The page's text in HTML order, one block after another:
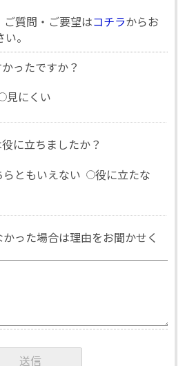
ご質問・ご要望はコチラからお
。
ったですか？
見にくい
に立ちましたか？
らともいえない
役に立たな
った場合は理由をお聞かせく